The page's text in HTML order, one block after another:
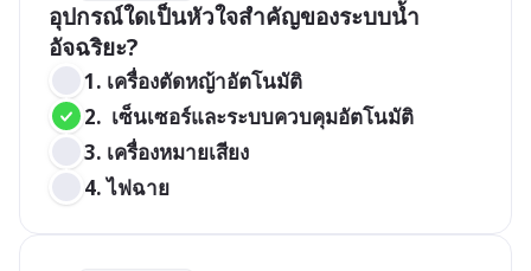
อุปกรณ์ใดเป็นหัวใจสำคัญของระบบน้ำ
อัจฉริยะ?
1. เครื่องตัดหญ้าอัตโนมัติ
2.  เซ็นเซอร์และระบบควบคุมอัตโนมัติ
3. เครื่องหมายเสียง
4. ไฟฉาย